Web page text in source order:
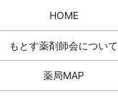
HOME
もとす薬剤師会について
薬局MAP